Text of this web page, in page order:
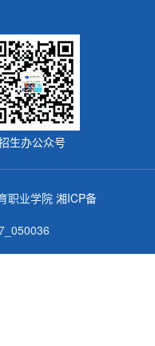
生办公众号
职业学院 湘ICP备